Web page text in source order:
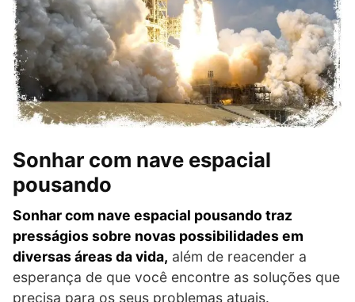
Sonhar com nave espacial
pousando
Sonhar com nave espacial pousando traz
presságios sobre novas possibilidades em
diversas áreas da vida, além de reacender a
esperança de que você encontre as soluções que
precisa para os seus problemas atuais.